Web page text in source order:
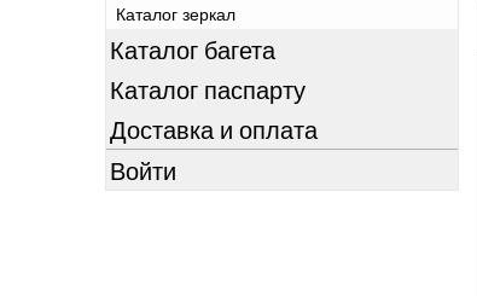
Каталог зеркал
Каталог багета
Каталог паспарту
Доставка и оплата
Войти